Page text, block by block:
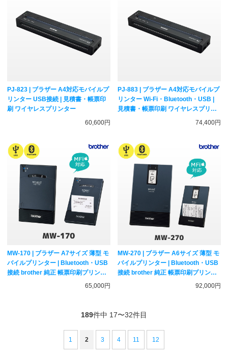
PJ-823 | ブラザー A4対応モバイルプ
リンター USB接続 | 見積書・帳票印
刷 ワイヤレスプリンター
60,600円
PJ-883 | ブラザー A4対応モバイルプ
リンター Wi-Fi・Bluetooth・USB |
見積書・帳票印刷 ワイヤレスプリン
74,400円
MW-170 | ブラザー A7サイズ 薄型 モ
バイルプリンター | Bluetooth・USB
接続 brother 純正 帳票印刷プリンタ
65,000円
MW-270 | ブラザー A6サイズ 薄型 モ
バイルプリンター | Bluetooth・USB
接続 brother 純正 帳票印刷プリンタ
92,000円
189件中 17〜32件目
1 2 3 4 11 12